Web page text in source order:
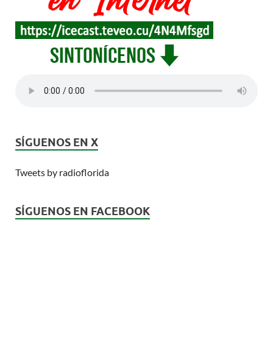
SÍGUENOS EN X
Tweets by radioflorida
SÍGUENOS EN FACEBOOK